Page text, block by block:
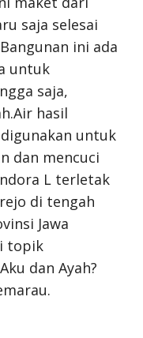
saja selesai
ini ada
untuk
saja,
hasil
untuk
dan mencuci
L terletak
di tengah
Jawa
topik
dan Ayah?